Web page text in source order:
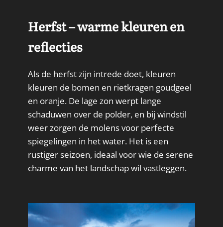
Herfst – warme kleuren en
reflecties
Als de herfst zijn intrede doet, kleuren
kleuren de bomen en rietkragen goudgeel
en oranje. De lage zon werpt lange
schaduwen over de polder, en bij windstil
weer zorgen de molens voor perfecte
spiegelingen in het water. Het is een
rustiger seizoen, ideaal voor wie de serene
charme van het landschap wil vastleggen.